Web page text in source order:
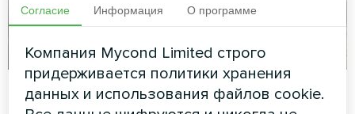
Офис
Семейный дом с
Согласие Информация О программе
Компания Mycond Limited строго
придерживается политики хранения
данных и использования файлов cookie.